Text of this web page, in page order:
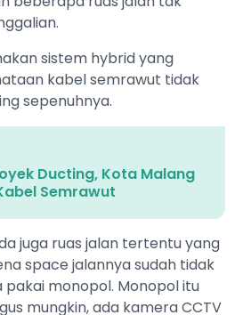
sistem hybrid yang
kabel semrawut tidak
sepenuhnya.
Ducting, Kota Malang
Semrawut
juga ruas jalan tertentu yang
space jalannya sudah tidak
pakai monopol. Monopol itu
mungkin, ada kamera CCTV